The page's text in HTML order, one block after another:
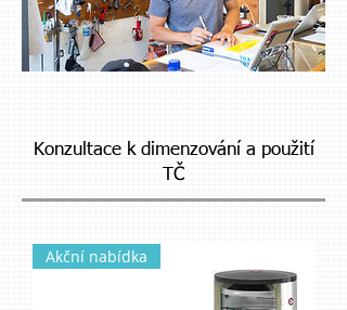
Konzultace k dimenzování a použití
TČ
Akční nabídka